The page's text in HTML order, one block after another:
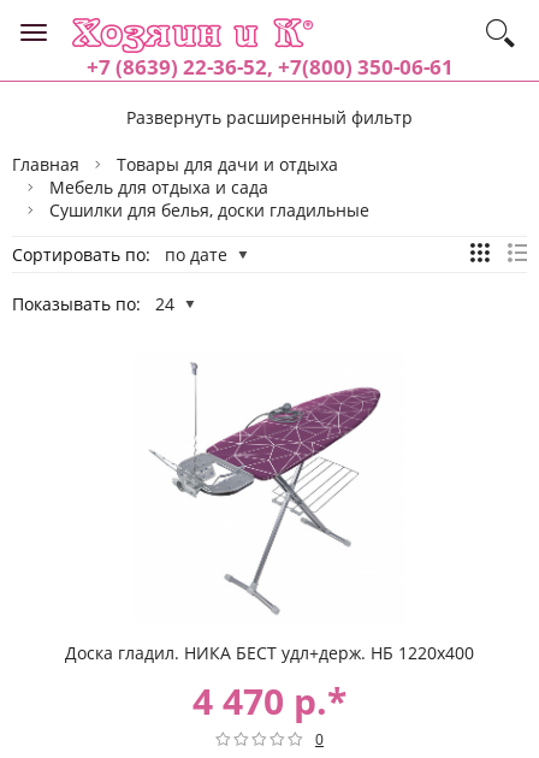
+7 (8639) 22-36-52, +7(800) 350-06-61
Развернуть расширенный фильтр
Главная
Товары для дачи и отдыха
Мебель для отдыха и сада
Сушилки для белья, доски гладильные
Сортировать по: по дате
Показывать по: 24
Доска гладил. НИКА БЕСТ удл+держ. НБ 1220х400
4 470 р.*
0